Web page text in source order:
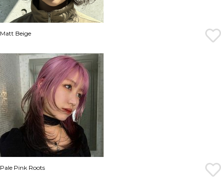
Matt Beige
Pale Pink Roots